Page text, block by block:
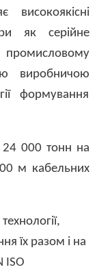
високоякісні
як серійне
виробничою
формування
24 000 тонн на
м кабельних
їх разом і на
ISO